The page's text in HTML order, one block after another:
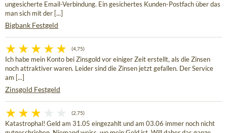
ungesicherte Email-Verbindung. Ein gesichertes Kunden-Postfach über das
man sich mit der [...]
Bigbank Festgeld
(4,75)
Ich habe mein Konto bei Zinsgold vor einiger Zeit erstellt, als die Zinsen
noch attraktiver waren. Leider sind die Zinsen jetzt gefallen. Der Service
am [...]
Zinsgold Festgeld
(2,75)
Katastrophal! Geld am 31.05 eingezahlt und am 03.06 immer noch nicht